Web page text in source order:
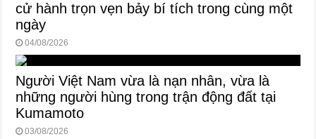
cử hành trọn vẹn bảy bí tích trong cùng một
ngày
04/08/2026
Người Việt Nam vừa là nạn nhân, vừa là
những người hùng trong trận động đất tại
Kumamoto
03/08/2026